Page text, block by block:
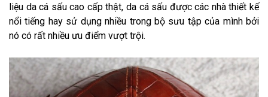
liệu da cá sấu cao cấp thật, da cá sấu được các nhà thiết kế
nổi tiếng hay sử dụng nhiều trong bộ sưu tập của mình bởi
nó có rất nhiều ưu điểm vượt trội.